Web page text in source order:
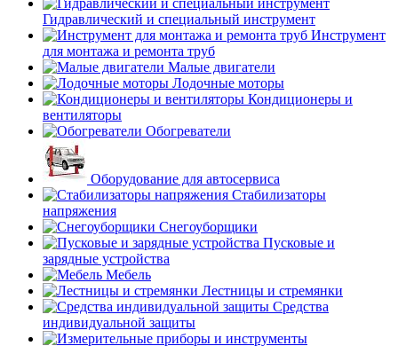
Гидравлический и специальный инструмент
Инструмент
для монтажа и ремонта труб
Малые двигатели
Лодочные моторы
Кондиционеры и
вентиляторы
Обогреватели
Оборудование для автосервиса
Стабилизаторы
напряжения
Снегоуборщики
Пусковые и
зарядные устройства
Мебель
Лестницы и стремянки
Средства
индивидуальной защиты